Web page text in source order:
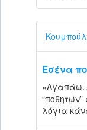
Εσένα
λόγια